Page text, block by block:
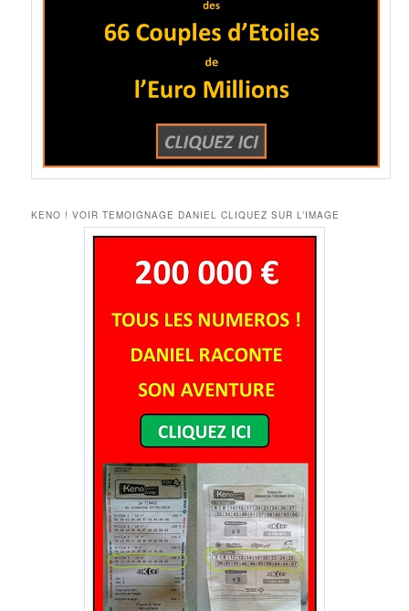
KENO ! VOIR TEMOIGNAGE DANIEL CLIQUEZ SUR L’IMAGE